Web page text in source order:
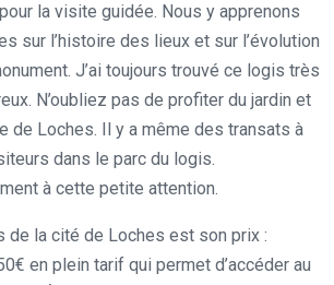
la visite guidée. Nous y apprenons
sur l’histoire des lieux et sur l’évolution
J’ai toujours trouvé ce logis très
N’oubliez pas de profiter du jardin et
de Loches. Il y a même des transats à
dans le parc du logis.
à cette petite attention.
de la cité de Loches est son prix :
en plein tarif qui permet d’accéder au